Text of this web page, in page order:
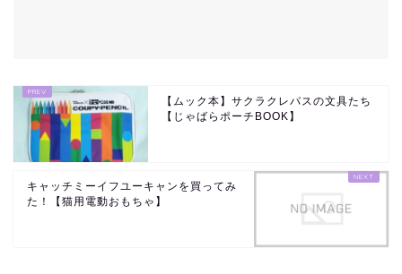
【ムック本】サクラクレパスの文具たち
【じゃばらポーチBOOK】
キャッチミーイフユーキャンを買ってみ
た！【猫用電動おもちゃ】